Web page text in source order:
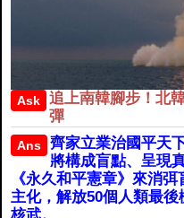
Ask
追上南韓腳步！北
彈
Ans
齊家立業治國平天
將構成盲點、呈現
《永久和平憲章》來消
主化，解放50個人類最